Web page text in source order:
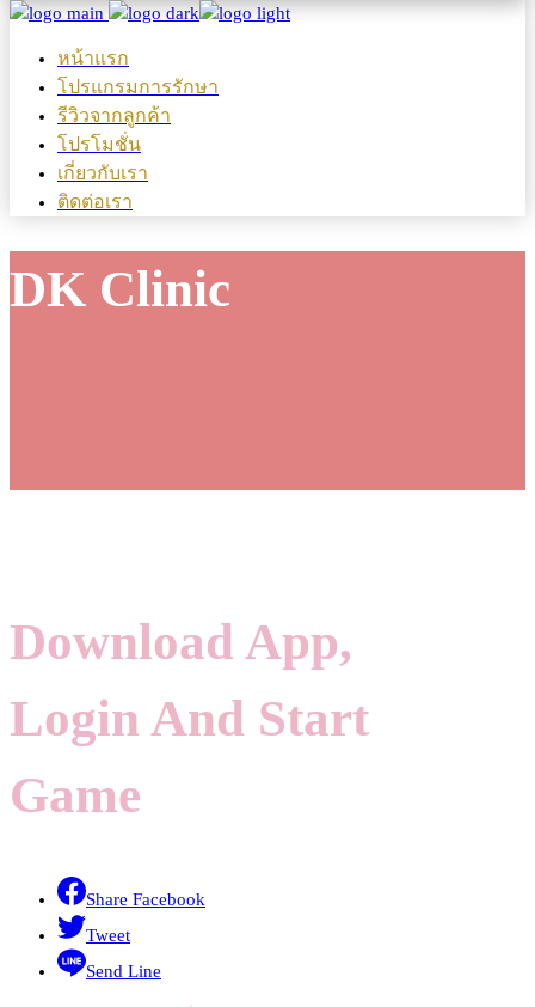
หน้าแรก
โปรแกรมการรักษา
รีวิวจากลูกค้า
โปรโมชั่น
เกี่ยวกับเรา
ติดต่อเรา
DK Clinic
Download App,
Login And Start
Game
Share Facebook
Tweet
Send Line